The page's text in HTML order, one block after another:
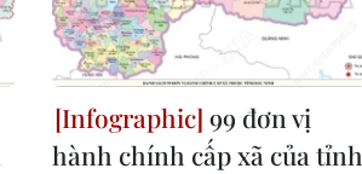
99 đơn vị
hành chính cấp xã của tỉnh